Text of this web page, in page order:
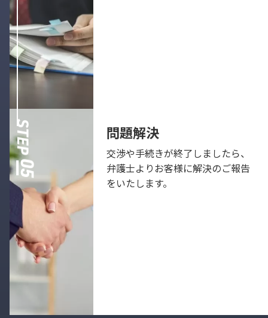
問題解決
交渉や手続きが終了しましたら、
弁護士よりお客様に解決のご報告
をいたします。